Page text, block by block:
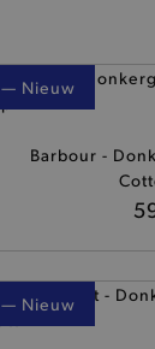
— Nieuw
Barbour -
— Nieuw